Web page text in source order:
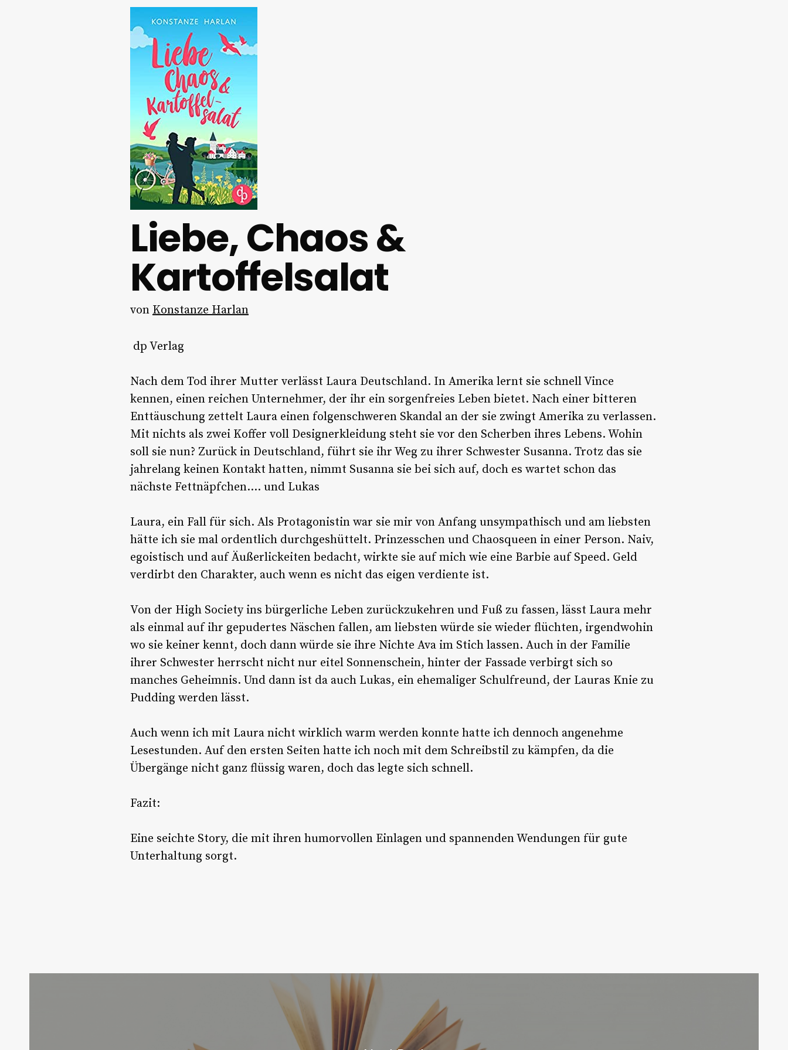
Liebe, Chaos &
Kartoffelsalat
von Konstanze Harlan
dp Verlag
Nach dem Tod ihrer Mutter verlässt Laura Deutschland. In Amerika lernt sie schnell Vince
kennen, einen reichen Unternehmer, der ihr ein sorgenfreies Leben bietet. Nach einer bitteren
Enttäuschung zettelt Laura einen folgenschweren Skandal an der sie zwingt Amerika zu verlassen.
Mit nichts als zwei Koffer voll Designerkleidung steht sie vor den Scherben ihres Lebens. Wohin
soll sie nun? Zurück in Deutschland, führt sie ihr Weg zu ihrer Schwester Susanna. Trotz das sie
jahrelang keinen Kontakt hatten, nimmt Susanna sie bei sich auf, doch es wartet schon das
nächste Fettnäpfchen…. und Lukas
Laura, ein Fall für sich. Als Protagonistin war sie mir von Anfang unsympathisch und am liebsten
hätte ich sie mal ordentlich durchgeshüttelt. Prinzesschen und Chaosqueen in einer Person. Naiv,
egoistisch und auf Äußerlickeiten bedacht, wirkte sie auf mich wie eine Barbie auf Speed. Geld
verdirbt den Charakter, auch wenn es nicht das eigen verdiente ist.
Von der High Society ins bürgerliche Leben zurückzukehren und Fuß zu fassen, lässt Laura mehr
als einmal auf ihr gepudertes Näschen fallen, am liebsten würde sie wieder flüchten, irgendwohin
wo sie keiner kennt, doch dann würde sie ihre Nichte Ava im Stich lassen. Auch in der Familie
ihrer Schwester herrscht nicht nur eitel Sonnenschein, hinter der Fassade verbirgt sich so
manches Geheimnis. Und dann ist da auch Lukas, ein ehemaliger Schulfreund, der Lauras Knie zu
Pudding werden lässt.
Auch wenn ich mit Laura nicht wirklich warm werden konnte hatte ich dennoch angenehme
Lesestunden. Auf den ersten Seiten hatte ich noch mit dem Schreibstil zu kämpfen, da die
Übergänge nicht ganz flüssig waren, doch das legte sich schnell.
Fazit:
Eine seichte Story, die mit ihren humorvollen Einlagen und spannenden Wendungen für gute
Unterhaltung sorgt.